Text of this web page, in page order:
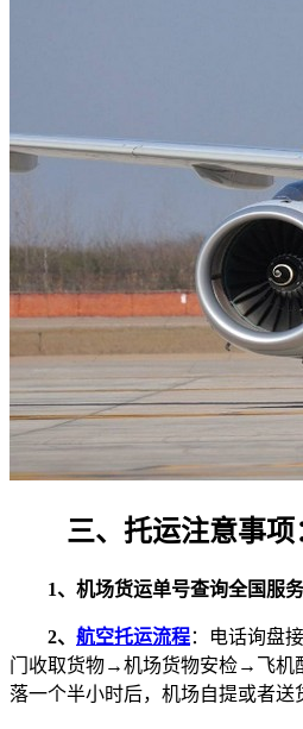
三、托运注意事项
1、机场货运单号查询全国服
2、 航空托运流程：电话询盘
门收取货物→机场货物安检→飞机
落一个半小时后，机场自提或者送